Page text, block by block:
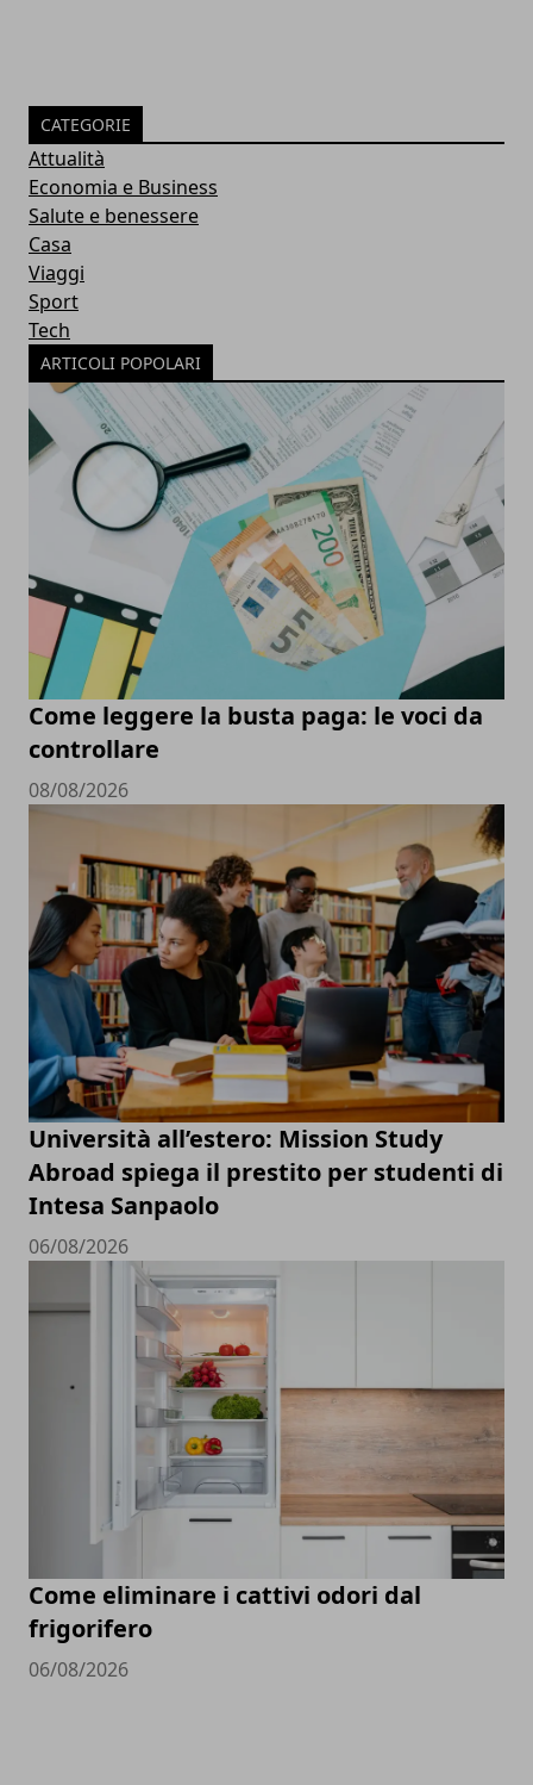
CATEGORIE
Attualità
Economia e Business
Salute e benessere
Casa
Viaggi
Sport
Tech
ARTICOLI POPOLARI
Come leggere la busta paga: le voci da
controllare
08/08/2026
Università all’estero: Mission Study
Abroad spiega il prestito per studenti di
Intesa Sanpaolo
06/08/2026
Come eliminare i cattivi odori dal
frigorifero
06/08/2026